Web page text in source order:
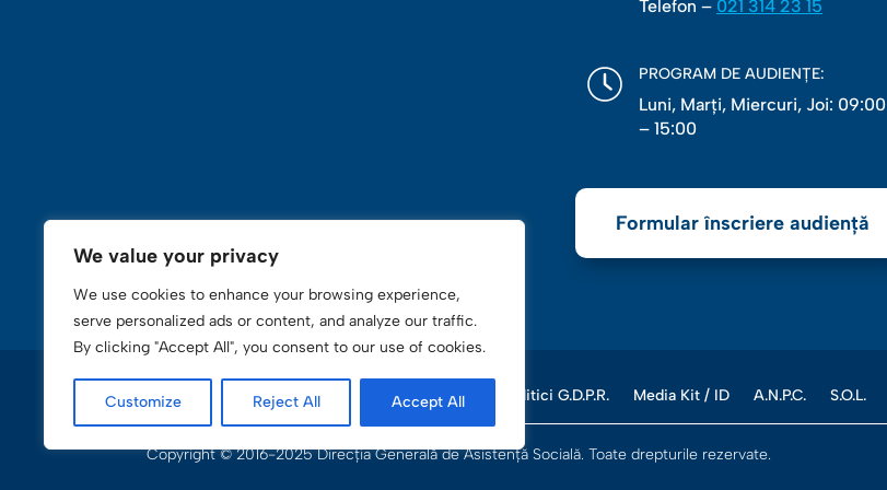
We value your privacy
We use cookies to enhance your browsing experience,
serve personalized ads or content, and analyze our traffic.
By clicking "Accept All", you consent to our use of cookies.
Customize Reject All Accept All
Telefon – 021 314 23 15
PROGRAM DE AUDIENȚE:
Luni, Marţi, Miercuri, Joi: 09:00
– 15:00
Formular înscriere audiență
Link-uri Utile Politica de Utilizare Cookie-uri Politici G.D.P.R. Media Kit / ID A.N.P.C. S.O.L.
Copyright © 2016-2025 Direcţia Generală de Asistenţă Socială. Toate drepturile rezervate.